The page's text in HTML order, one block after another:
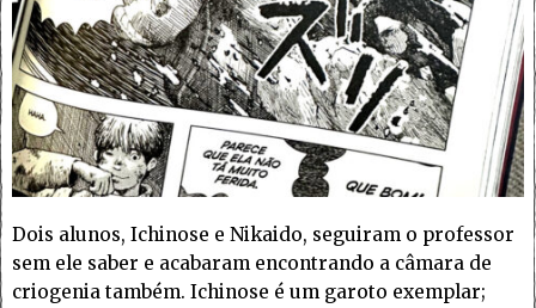
Dois alunos, Ichinose e Nikaido, seguiram o professor
sem ele saber e acabaram encontrando a câmara de
criogenia também. Ichinose é um garoto exemplar;